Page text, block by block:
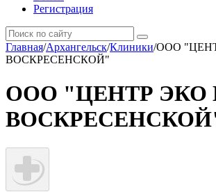
Регистрация
Главная/Архангельск/Клиники/ООО
ВОСКРЕСЕНСКОЙ"
ООО "ЦЕНТР ЭКО